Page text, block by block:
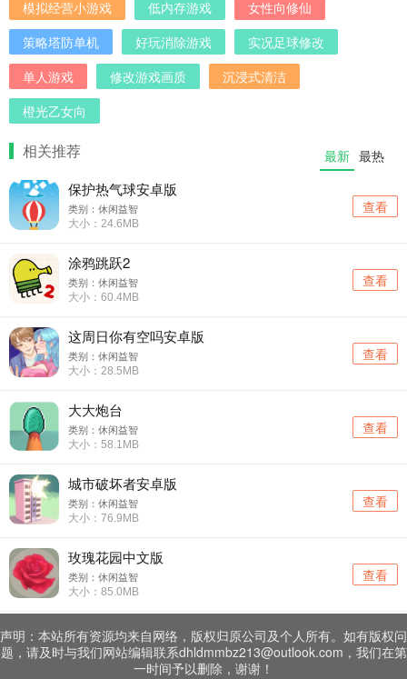
模拟经营小游戏
低内存游戏
女性向修仙
策略塔防单机
好玩消除游戏
实况足球修改
单人游戏
修改游戏画质
沉浸式清洁
橙光乙女向
相关推荐 最新 最热
保护热气球安卓版
类别：休闲益智
大小：24.6MB
查看
涂鸦跳跃2
类别：休闲益智
大小：60.4MB
查看
这周日你有空吗安卓版
类别：休闲益智
大小：28.5MB
查看
大大炮台
类别：休闲益智
大小：58.1MB
查看
城市破坏者安卓版
类别：休闲益智
大小：76.9MB
查看
玫瑰花园中文版
类别：休闲益智
大小：85.0MB
查看
声明：本站所有资源均来自网络，版权归原公司及个人所有。如有版权问
题，请及时与我们网站编辑联系dhldmmbz213@outlook.com，我们在第
一时间予以删除，谢谢！